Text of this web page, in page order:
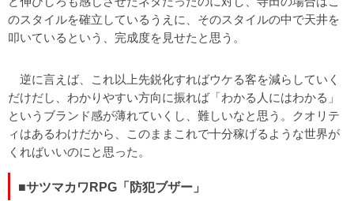
のスタイルを確立しているうえに、そのスタイルの中で天井を
叩いているという、完成度を見せたと思う。
逆に言えば、これ以上先鋭化すればウケる客を減らしていく
だけだし、わかりやすい方向に振れば「わかる人にはわかる」
というブランド感が薄れていくし、難しいなと思う。クオリテ
ィはあるわけだから、このままこれで十分稼げるような世界が
くればいいのにと思った。
■サツマカワRPG「防犯ブザー」